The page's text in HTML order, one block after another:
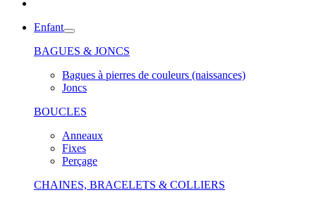
Enfant
BAGUES & JONCS
Bagues à pierres de couleurs (naissances)
Joncs
BOUCLES
Anneaux
Fixes
Perçage
CHAINES, BRACELETS & COLLIERS